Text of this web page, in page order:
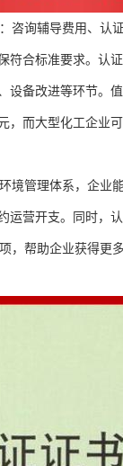
咨询辅导费用、认
符合标准要求。认
设备改进等环节。
，而大型化工企业
境管理体系，企业
运营开支。同时，
，帮助企业获得更